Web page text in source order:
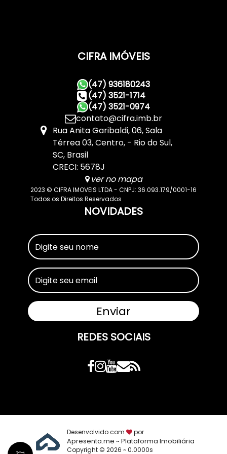
CIFRA IMÓVEIS
(47) 936180243
(47) 3521-1714
(47) 3521-0974
contato@cifra.imb.br
Rua Anita Garibaldi,06,Sala
Térrea 03,Centro, Rio do Sul,
SC, Brasil
CRECI: 5678J
ver no mapa
2023 © CIFRA IMOVEIS LTDA - CNPJ: 36.093.179/0001-16
Todos os Direitos Reservados
NOVIDADES
REDES SOCIAIS
Desenvolvido com por
Apresenta.me ~ Plataforma Imobiliária
Copyright © 2026 ~ 0.0000s